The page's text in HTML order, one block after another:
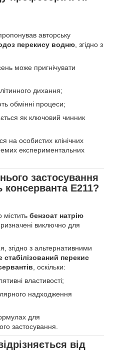
авторську
перекису водню , згідно з
може пригнічувати
дихання;
обмінні процеси;
як ключовий чинник
на особистих клінічних
експериментальних
застосування
консерванта Е211?
бензоат натрію
виключно для
згідно з альтернативними
стабілізований перекис
, оскільки:
властивості;
надходження
для
застосування.
від